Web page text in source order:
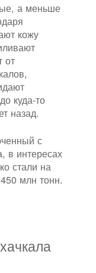
а меньше
кожу
от
куда-то
назад.
с
в интересах
стали на
млн тонн.